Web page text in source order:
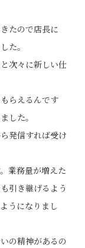
たので店長に
た。
次々に新しい仕
らえるんです
した。
発信すれば受け
業務量が増えた
引き継げるよう
うになりまし
の精神があるの